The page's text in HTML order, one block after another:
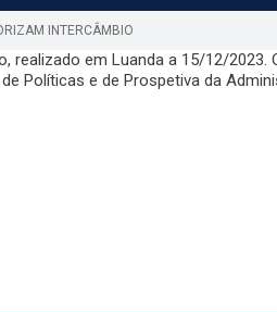
INTERCÂMBIO
em Luanda a 15/12/2023.
Políticas e de Prospetiva da